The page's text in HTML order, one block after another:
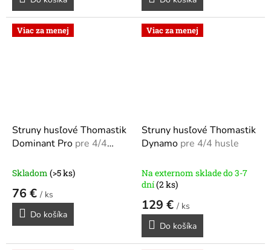
Viac za menej
Struny husľové Thomastik
Dominant Pro pre 4/4
Skladom (>5 ks)
76 € / ks
Do košíka
Viac za menej
Struny husľové Thomastik
Dynamo pre 4/4 husle
Na externom sklade do 3-7
dní(2 ks)
129 € / ks
Do košíka